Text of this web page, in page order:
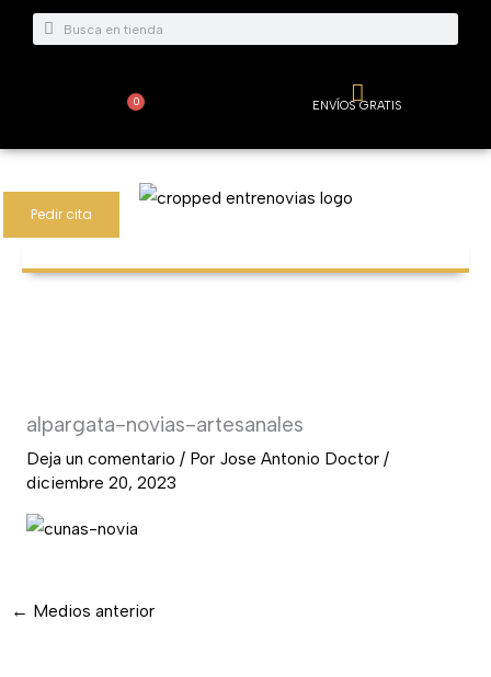
Buscar
Buscar
0
Carrito ENVÍOS GRATIS
Pedir cita
alpargata-novias-artesanales
Deja un comentario / Por Jose Antonio Doctor /
diciembre 20, 2023
← Medios anterior